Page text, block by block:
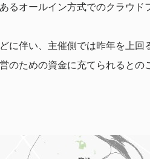
るオールイン方式でのクラウド
に伴い、主催側では昨年を上
のための資金に充てられるとの